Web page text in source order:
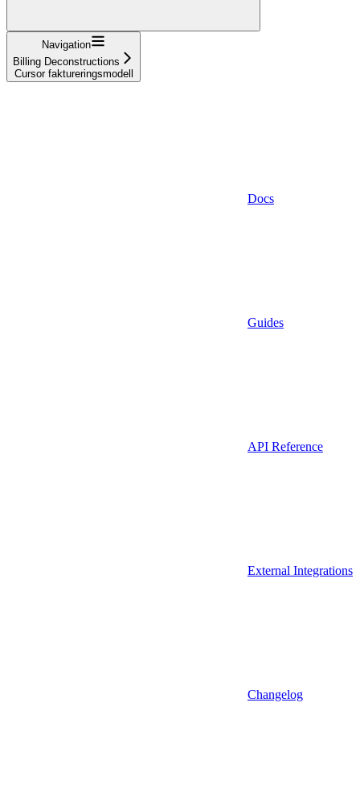
Navigation
Billing Deconstructions
Cursor faktureringsmodell
Docs
Guides
API Reference
External Integrations
Changelog